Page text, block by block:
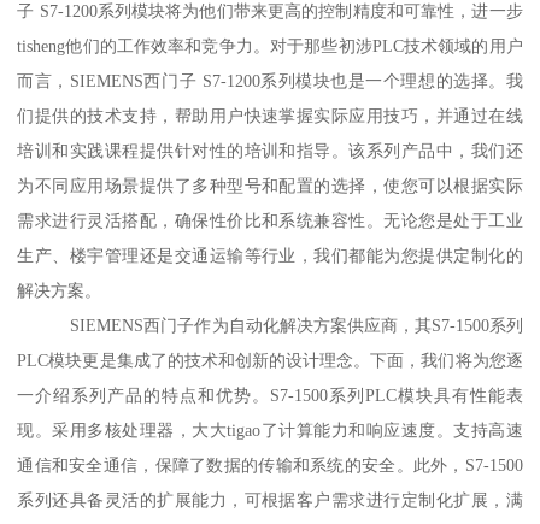
子 S7-1200系列模块将为他们带来更高的控制精度和可靠性，进一步
tisheng他们的工作效率和竞争力。对于那些初涉PLC技术领域的用户
而言，SIEMENS西门子 S7-1200系列模块也是一个理想的选择。我
们提供的技术支持，帮助用户快速掌握实际应用技巧，并通过在线
培训和实践课程提供针对性的培训和指导。该系列产品中，我们还
为不同应用场景提供了多种型号和配置的选择，使您可以根据实际
需求进行灵活搭配，确保性价比和系统兼容性。无论您是处于工业
生产、楼宇管理还是交通运输等行业，我们都能为您提供定制化的
解决方案。
SIEMENS西门子作为自动化解决方案供应商，其S7-1500系列
PLC模块更是集成了的技术和创新的设计理念。下面，我们将为您逐
一介绍系列产品的特点和优势。S7-1500系列PLC模块具有性能表
现。采用多核处理器，大大tigao了计算能力和响应速度。支持高速
通信和安全通信，保障了数据的传输和系统的安全。此外，S7-1500
系列还具备灵活的扩展能力，可根据客户需求进行定制化扩展，满